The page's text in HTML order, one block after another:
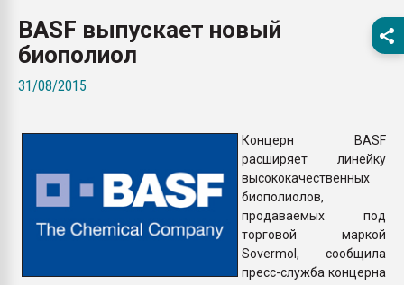
первый план в
бутылок
ПЕРЕЙТИ НА
BASF выпускает новый
биополиол
31/08/2015
Концерн BASF
расширяет линейку
высококачественных
биополиолов,
продаваемых под
торговой маркой
Sovermol, сообщила
пресс-служба концерна